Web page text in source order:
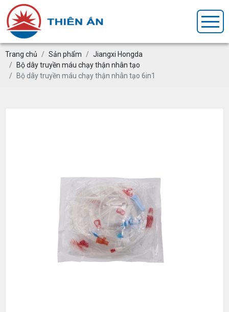
Trang chủ Sản phẩm
Jiangxi Hongda
Bộ dây truyền máu chạy thận nhân tạo
Bộ dây truyền máu chạy thận nhân tạo 6in1